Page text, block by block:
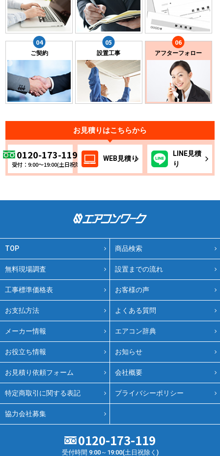
ご契約 設置工事 アフターフォロー
お見積りはこちらから
0120-173-119
受付：9:00～19:00(土日祝除く)
WEB見積り
LINE見積
り
TOP 商品検索
無料現場調査 設置までの流れ
工事標準価格表 お客様の声
お支払方法 よくある質問
メーカー情報 エアコン辞典
お役立ち情報 お知らせ
お見積り依頼フォーム 会社概要
特定商取引に関する表記 プライバシーポリシー
協力会社募集
0120-173-119
受付時間 9:00～19:00(土日祝除く)